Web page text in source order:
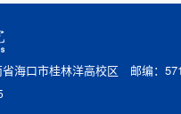
海口市桂林洋高校区 邮编：